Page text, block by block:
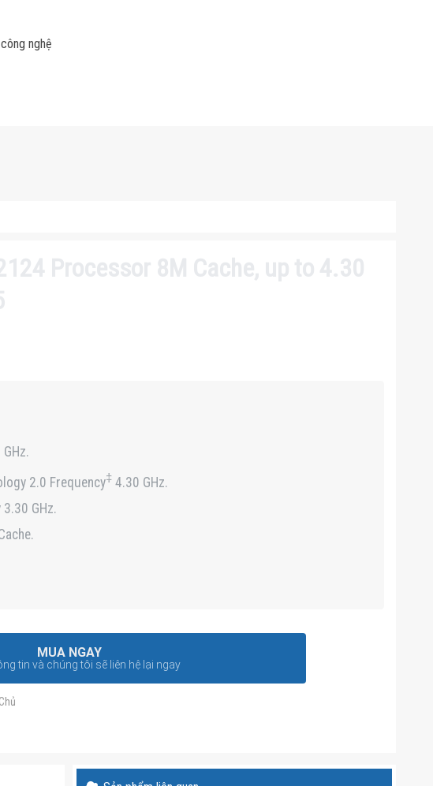
nghệ
2.0 Frequency‡4.30 GHz.
GHz.
MUA NGAY
tin và chúng tôi sẽ liên hệ lại ngay